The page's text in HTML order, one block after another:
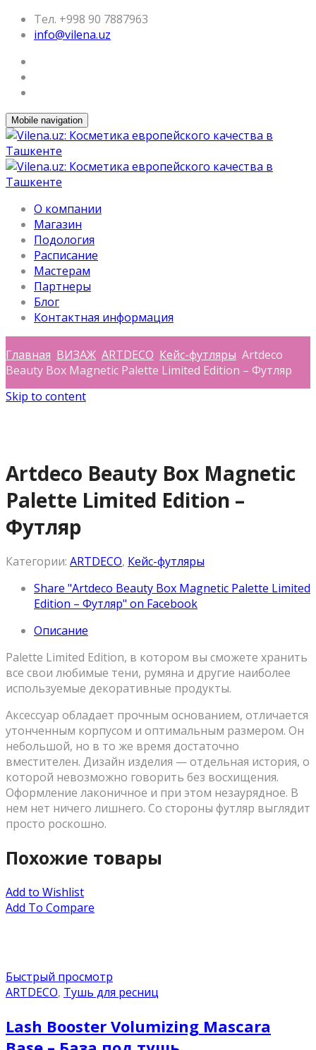
Тел. +998 90 7887963
info@vilena.uz
Mobile navigation
О компании
Магазин
Подология
Расписание
Мастерам
Партнеры
Блог
Контактная информация
Главная ВИЗАЖ ARTDECO Кейс-футляры Artdeco
Beauty Box Magnetic Palette Limited Edition – Футляр
Skip to content
Artdeco Beauty Box Magnetic
Palette Limited Edition –
Футляр
Категории: ARTDECO, Кейс-футляры
Share "Artdeco Beauty Box Magnetic Palette Limited
Edition – Футляр" on Facebook
Описание
Palette Limited Edition, в котором вы сможете хранить
все свои любимые тени, румяна и другие наиболее
используемые декоративные продукты.
Аксессуар обладает прочным основанием, отличается
утонченным корпусом и оптимальным размером. Он
небольшой, но в то же время достаточно
вместителен. Дизайн изделия — отдельная история, о
которой невозможно говорить без восхищения.
Оформление лаконичное и при этом незаурядное. В
нем нет ничего лишнего. Со стороны футляр выглядит
просто роскошно.
Похожие товары
Add to Wishlist
Add To Compare
Быстрый просмотр
ARTDECO, Тушь для ресниц
Lash Booster Volumizing Mascara